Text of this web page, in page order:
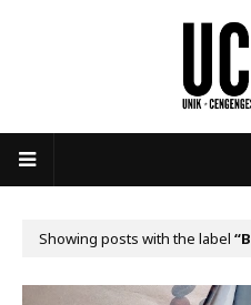
Showing posts with the label